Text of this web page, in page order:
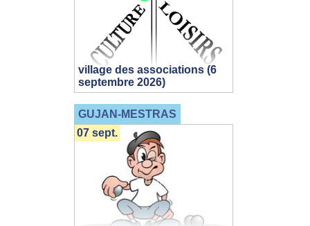
village des associations (6
septembre 2026)
GUJAN-MESTRAS
07 sept.